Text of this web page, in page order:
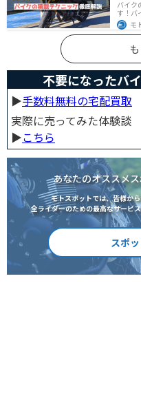
バイク
す！バ
いう疑
ンプツ
します
クの
モ
不要になったバ
▶︎手数料無料の宅配買取
実際に売ってみた体験談
▶︎こちら
あなたのオススメ
モトスポットでは、皆様か
全ライダーのための最高なサービ
スポ